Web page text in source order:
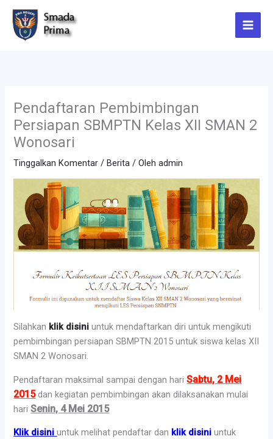
Lewati
konten
Pendaftaran Pembimbingan
Persiapan SBMPTN Kelas XII SMAN 2
Wonosari
Tinggalkan Komentar /Berita / Olehadmin
Silahkan klik disini untuk mendaftarkan diri untuk mengikuti
pembimbingan persiapan SBMPTN 2015 untuk siswa kelas XII
SMAN 2 Wonosari.
Pendaftaran maksimal sampai dengan hariSabtu, 2 Mei
2015dan kegiatan pembimbingan akan dilaksanakan mulai
hariSenin, 4 Mei 2015
Klik disini untuk melihat pendaftar dan klik disini untuk